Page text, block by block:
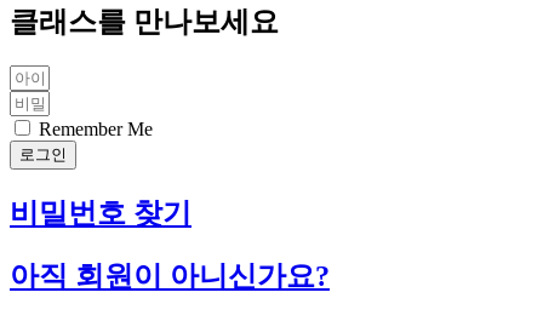
클래스를 만나보세요
Remember Me
로그인
비밀번호 찾기
아직 회원이 아니신가요?